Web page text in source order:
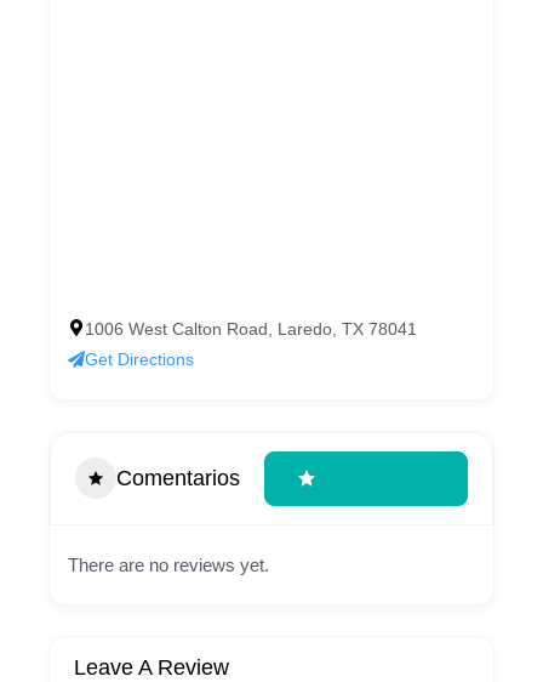
1006 West Calton Road, Laredo, TX 78041
Get Directions
Comentarios
There are no reviews yet.
Leave A Review